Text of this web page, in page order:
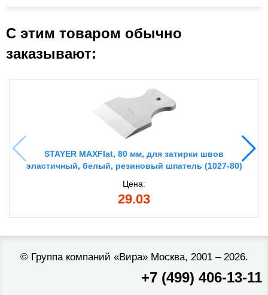
С этим товаром обычно
заказывают:
STAYER MAXFlat, 80 мм, для затирки швов
эластичный, белый, резиновый шпатель (1027-80)
Цена:
29.03
© Группа компаний «Вира»Москва, 2001 – 2026.
+7 (499) 406-13-11